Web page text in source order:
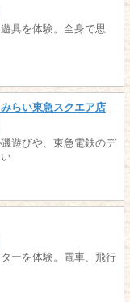
具を体験。全身で思
らい東急スクエア店
遊びや、東急電鉄のデ
ーを体験。電車、飛行